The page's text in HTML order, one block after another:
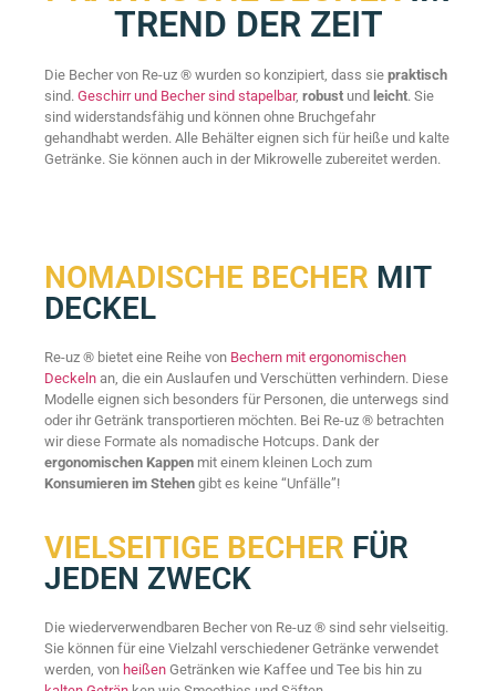
TREND DER ZEIT
Die Becher von Re-uz ® wurden so konzipiert, dass sie praktisch
sind. Geschirr und Becher sind stapelbar, robust und leicht. Sie
sind widerstandsfähig und können ohne Bruchgefahr
gehandhabt werden. Alle Behälter eignen sich für heiße und kalte
Getränke. Sie können auch in der Mikrowelle zubereitet werden.
NOMADISCHE BECHER MIT
DECKEL
Re-uz ® bietet eine Reihe von Bechern mit ergonomischen
Deckeln an, die ein Auslaufen und Verschütten verhindern. Diese
Modelle eignen sich besonders für Personen, die unterwegs sind
oder ihr Getränk transportieren möchten. Bei Re-uz ® betrachten
wir diese Formate als nomadische Hotcups. Dank der
ergonomischen Kappen mit einem kleinen Loch zum
Konsumieren im Stehen gibt es keine “Unfälle”!
VIELSEITIGE BECHER FÜR
JEDEN ZWECK
Die wiederverwendbaren Becher von Re-uz ® sind sehr vielseitig.
Sie können für eine Vielzahl verschiedener Getränke verwendet
werden, von heißen Getränken wie Kaffee und Tee bis hin zu